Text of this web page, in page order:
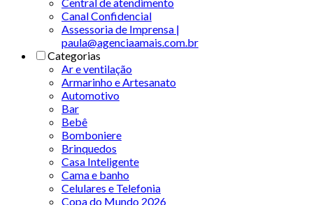
Canal Confidencial
Assessoria de Imprensa |
paula@agenciaamais.com.br
Categorias
Ar e ventilação
Armarinho e Artesanato
Automotivo
Bar
Bebê
Bomboniere
Brinquedos
Casa Inteligente
Cama e banho
Celulares e Telefonia
Copa do Mundo 2026